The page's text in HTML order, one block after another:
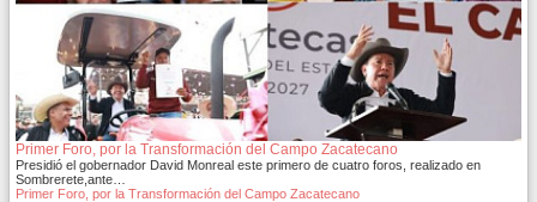
Primer Foro, por la Transformación del Campo Zacatecano
Presidió el gobernador David Monreal este primero de cuatro foros, realizado en
Sombrerete,ante…
Primer Foro, por la Transformación del Campo Zacatecano